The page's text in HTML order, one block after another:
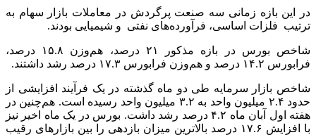
در این بازه زمانی سه صنعت پرگردش در معاملات بازار سهام به
ترتیب فلزات اساسی، فرآورده‌های نفتی و شیمیایی بودند.
شاخص بورس در بازه مذکور ۲۱ درصد، هم‌وزن ۱۵.۸ درصد،
فرابورس ۱۴.۲ درصد و هم‌وزن فرابورس ۱۷.۳ درصد رشد داشتند.
شاخص بازار سرمایه طی دو ماه گذشته در یک فرآیند افزایشی از
حدود ۲.۴ میلیون واحد به ۳.۲ میلیون واحد رسیده است. هم‌چنین در
هفته اول آبان ماه ۴.۲ درصد رشد داشت. بورس در یک ماه اخیر نیز
با افزایش ۱۷.۶ درصد بالاترین میزان بازدهی را بین بازارهای رقیب